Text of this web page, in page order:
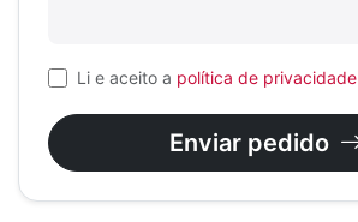
Li e aceito a política de privacidade
Enviar pedido